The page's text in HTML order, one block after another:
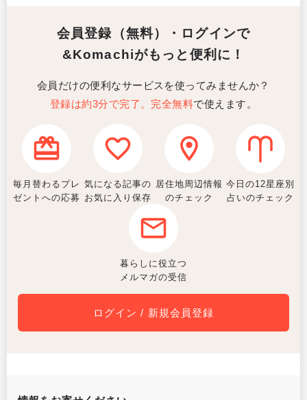
会員登録（無料）・ログインで
&Komachiがもっと便利に！
会員だけの便利なサービスを使ってみませんか？
登録は約3分で完了。完全無料で使えます。
毎月替わるプレ
ゼントへの応募
気になる記事の
お気に入り保存
居住地周辺情報
のチェック
今日の12星座別
占いのチェック
暮らしに役立つ
メルマガの受信
ログイン / 新規会員登録